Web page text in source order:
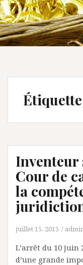
Inventeur
Cour de
la
juillet 15, 2015
L’arrêt du 10 juin
d’une grande